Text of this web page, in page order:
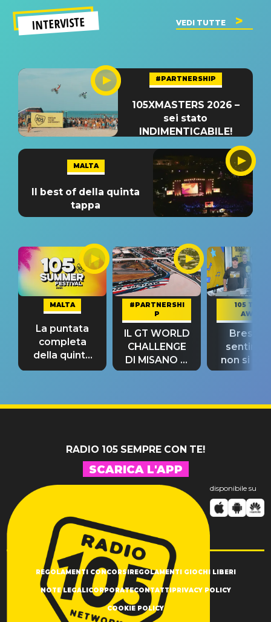
INTERVISTE VEDI TUTTE
#PARTNERSHIP
105XMASTERS 2026 –
sei stato
INDIMENTICABILE!
MALTA
Il best of della quinta
tappa
MALTA
La puntata
completa
della quinta
tappa
#PARTNERSHI
P
IL GT WORLD
CHALLENGE
DI MISANO si
riconferma
105 TAKE
AWAY
Bresh:
non si
fino alla
RADIO 105 SEMPRE CON TE!
SCARICA L'APP
disponibile su
REGOLAMENTI CONCORSI REGOLAMENTI GIOCHI LIBERI
NOTE LEGALI CORPORATECONTATTI PRIVACY POLICY
COOKIE POLICY